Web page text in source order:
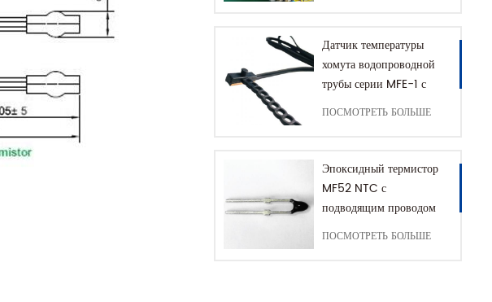
Датчик температуры
хомута водопроводной
трубы серии MFE-1 с
удлинительной цепью
ПОСМОТРЕТЬ БОЛЬШЕ
Эпоксидный термистор
MF52 NTC с
подводящим проводом
рамы
ПОСМОТРЕТЬ БОЛЬШЕ